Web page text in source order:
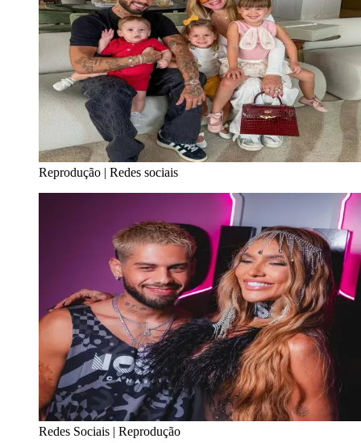
Reprodução | Redes sociais
Redes Sociais | Reprodução